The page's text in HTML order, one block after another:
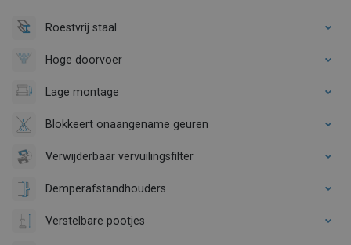
Roestvrij staal
Hoge doorvoer
Lage montage
Blokkeert onaangename geuren
Verwijderbaar vervuilingsfilter
Demperafstandhouders
Verstelbare pootjes